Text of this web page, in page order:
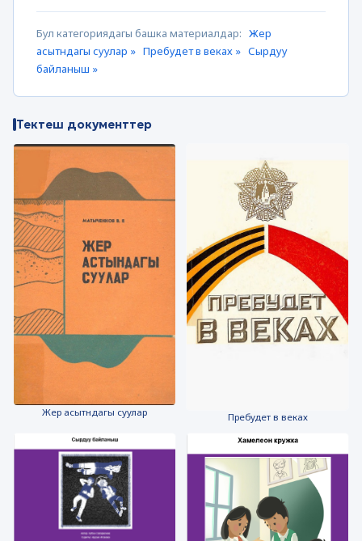
Бул категориядагы башка материалдар: Жер
асытндагы суулар » Пребудет в веках » Сырдуу
байланыш »
Тектеш документтер
Жер асытндагы суулар Пребудет в веках